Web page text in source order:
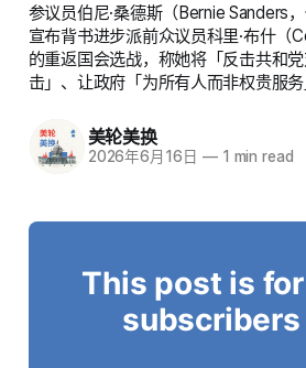
参议员伯尼·桑德斯（Bernie Sanders
宣布背书进步派前众议员科里·布什（
的重返国会选战，称她将「反击共和
击」、让政府「为所有人而非权贵服务
美轮美换
2026年6月16日 —1 min read
This post is